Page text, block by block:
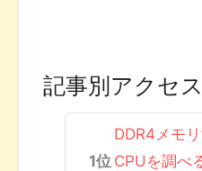
記事別アクセ
DDR4メモ
CPUを調べ